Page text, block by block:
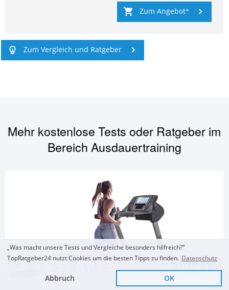
Zum Top Angebot
KOSTENLOSE LIEFERUNG
Zum Angebot
Zum Vergleich und Ratgeber
Mehr kostenlose Tests oder Ratgeber im
Bereich Ausdauertraining
„Was macht unsere Tests und Vergleiche besonders hilfreich?“
TopRatgeber24 nutzt Cookies um die besten Tipps zu finden. Datenschutz
Abbruch OK